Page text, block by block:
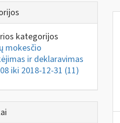
kategorijos
mokesčio
ir deklaravimas
iki 2018-12-31 (11)